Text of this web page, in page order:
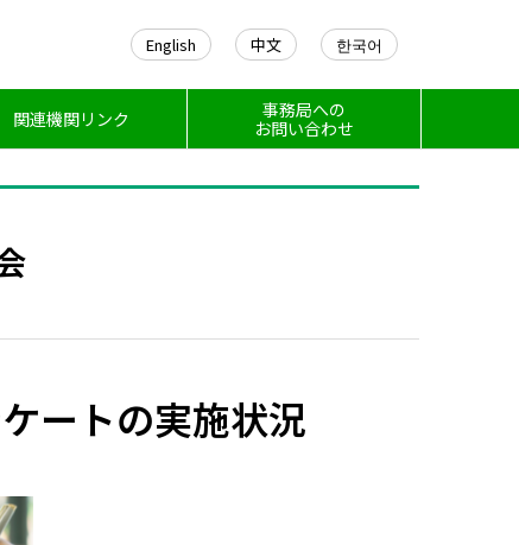
English 中文 한국어
関連機関リンク
事務局への
お問い合わせ
ートの実施状況